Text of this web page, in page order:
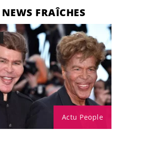
NEWS FRAÎCHES
Actu People